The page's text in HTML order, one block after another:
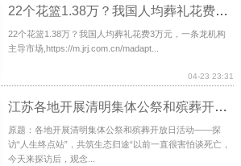
22个花篮1.38万？我国人均葬礼花费3万元，一条龙机构主导市场
22个花篮1.38万？我国人均葬礼花费3万元，一条龙机构
主导市场,https://m.jrj.com.cn/madapt...
04-23 23:31
江苏各地开展清明集体公祭和殡葬开放日活动
原题：各地开展清明集体公祭和殡葬开放日活动——探
访“人生终点站”，共筑生态归途“以前一直很害怕谈死亡，
今天来探访后，观念...